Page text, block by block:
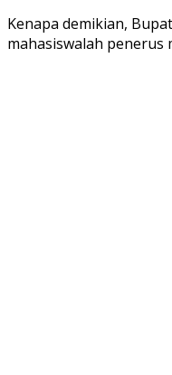
Kenapa demikian,
mahasiswalah penerus